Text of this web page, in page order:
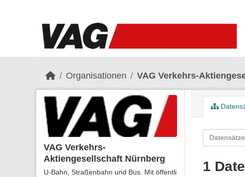
Organisationen VAG Verkehrs-
VAG Verkehrs-
Aktiengesellschaft Nürnberg
U-Bahn, Straßenbahn und Bus. Mit öffentli
1